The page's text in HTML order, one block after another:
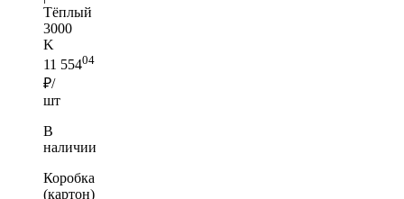
Тёплый
3000
K
11 55404
₽/
шт
В
наличии
Коробка
(картон)